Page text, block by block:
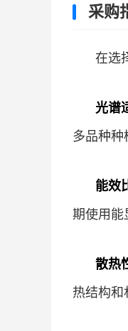
采购
在选
光谱
多品种种
能效
期使用能
散热
热结构和